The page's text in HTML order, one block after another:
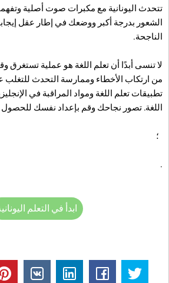
تتحدث اليونانية مع مكبرات صوت أصلية
الشعور بدرجة أكبر ووضعك في إطار عقل
الناجحة.
لا تنسى أبدًا أن تعلم اللغة هو عملية تستغرق
من ارتكاب الأخطاء وممارسة التحدث
تطبيقات تعلم اللغة ومواد المراقبة في
اللغة. تصور نجاحك وقم بإعداد نفسك للحصول
؛
.
ابدأ في التعلم